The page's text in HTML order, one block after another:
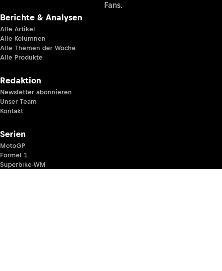
Fans.
Berichte & Analysen
Alle Artikel
Alle Kolumnen
Alle Themen der Woche
Alle Produkte
Redaktion
Newsletter abonnieren
Unser Team
Kontakt
Serien
MotoGP
Formel 1
Superbike-WM